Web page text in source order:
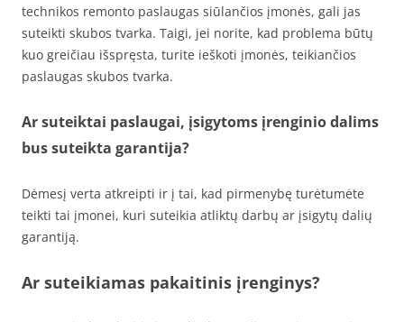
technikos remonto paslaugas siūlančios įmonės, gali jas
suteikti skubos tvarka. Taigi, jei norite, kad problema būtų
kuo greičiau išspręsta, turite ieškoti įmonės, teikiančios
paslaugas skubos tvarka.
Ar suteiktai paslaugai, įsigytoms įrenginio dalims
bus suteikta garantija?
Dėmesį verta atkreipti ir į tai, kad pirmenybę turėtumėte
teikti tai įmonei, kuri suteikia atliktų darbų ar įsigytų dalių
garantiją.
Ar suteikiamas pakaitinis įrenginys?